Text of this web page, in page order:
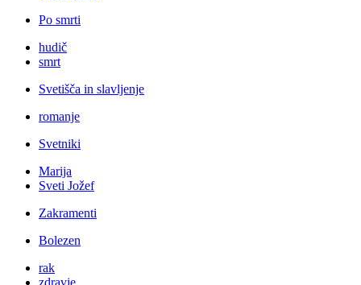
Po smrti
hudič
smrt
Svetišča in slavljenje
romanje
Svetniki
Marija
Sveti Jožef
Zakramenti
Bolezen
rak
zdravje